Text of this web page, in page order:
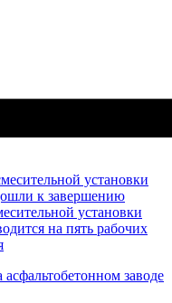
установки
к завершению
установки
на пять рабочих